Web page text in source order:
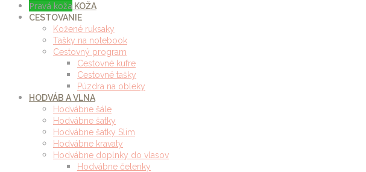
Pravá koža KOŽA
CESTOVANIE
Kožené ruksaky
Tašky na notebook
Cestovný program
Cestovné kufre
Cestovné tašky
Púzdra na obleky
HODVÁB A VLNA
Hodvábne šále
Hodvábne šatky
Hodvábne šatky Slim
Hodvábne kravaty
Hodvábne doplnky do vlasov
Hodvábne čelenky